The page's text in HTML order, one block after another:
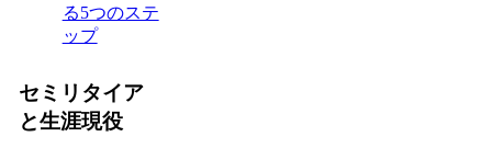
る5つのステ
ップ
セミリタイア
と生涯現役